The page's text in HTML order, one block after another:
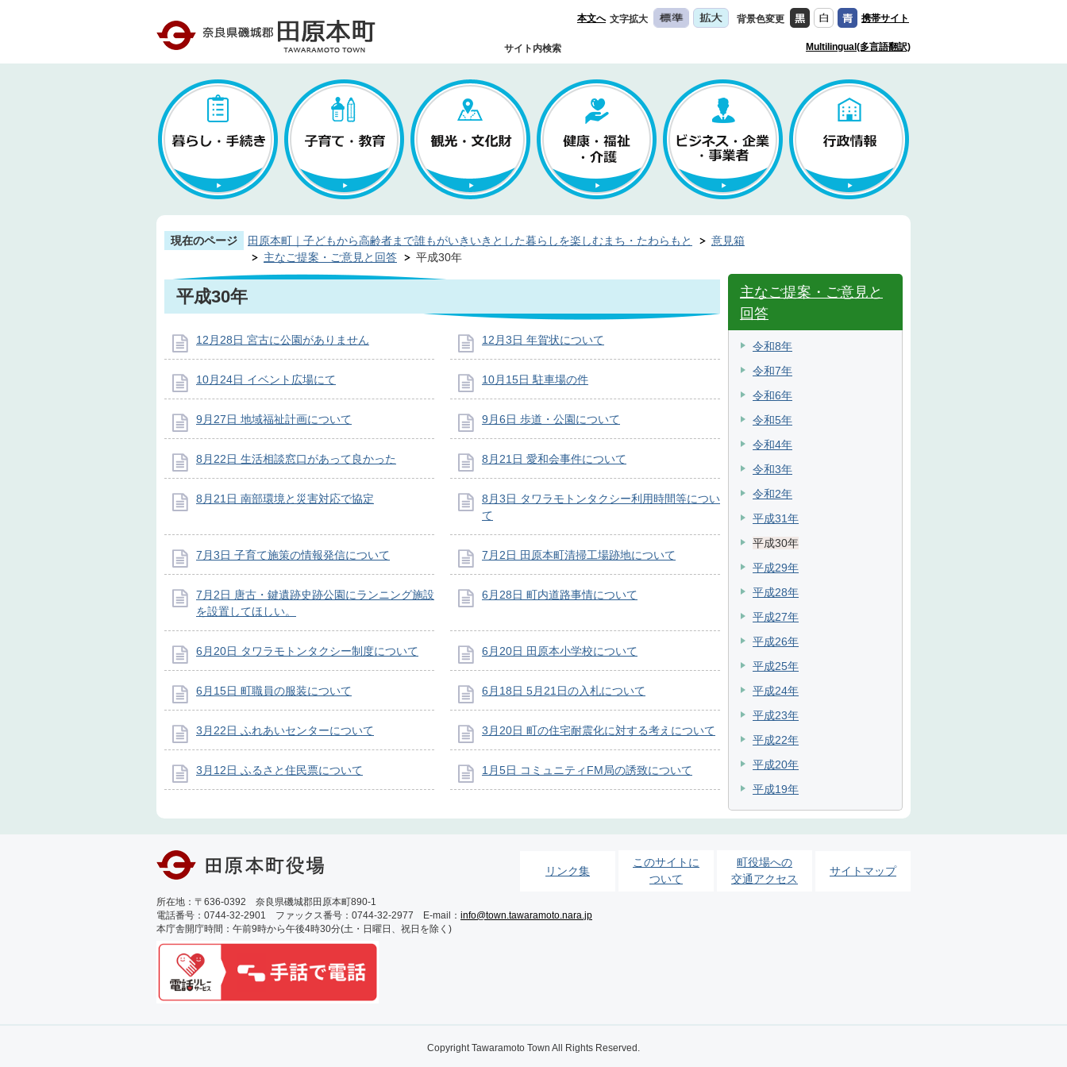
本文へ 文字拡大 背景色変更 携帯サイト
サイト内検索 Multilingual(多言語翻訳)
現在のページ 田原本町｜子どもから高齢者まで誰もがいきいきとした暮らしを楽しむまち・たわらもと
意見箱
主なご提案・ご意見と回答
平成30年
平成30年
12月28日 宮古に公園がありません 12月3日 年賀状について
10月24日 イベント広場にて 10月15日 駐車場の件
9月27日 地域福祉計画について 9月6日 歩道・公園について
8月22日 生活相談窓口があって良かった 8月21日 愛和会事件について
8月21日 南部環境と災害対応で協定
8月3日 タワラモトンタクシー利用時間等につい
て
7月3日 子育て施策の情報発信について 7月2日 田原本町清掃工場跡地について
7月2日 唐古・鍵遺跡史跡公園にランニング施設
を設置してほしい。
6月28日 町内道路事情について
6月20日 タワラモトンタクシー制度について 6月20日 田原本小学校について
6月15日 町職員の服装について 6月18日 5月21日の入札について
3月22日 ふれあいセンターについて 3月20日 町の住宅耐震化に対する考えについて
3月12日 ふるさと住民票について 1月5日 コミュニティFM局の誘致について
主なご提案・ご意見と
回答
令和8年
令和7年
令和6年
令和5年
令和4年
令和3年
令和2年
平成31年
平成30年
平成29年
平成28年
平成27年
平成26年
平成25年
平成24年
平成23年
平成22年
平成20年
平成19年
リンク集
このサイトに
ついて
町役場への
交通アクセス
サイトマップ
所在地：〒636-0392 奈良県磯城郡田原本町890-1
電話番号：0744-32-2901 ファックス番号：0744-32-2977 E-mail： info@town.tawaramoto.nara.jp
本庁舎開庁時間：午前9時から午後4時30分(土・日曜日、祝日を除く)
Copyright Tawaramoto Town All Rights Reserved.